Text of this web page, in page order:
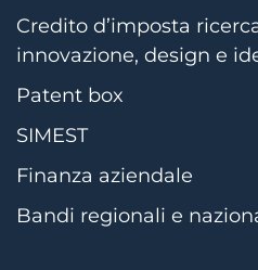
Credito d’imposta
innovazione, design e
Patent box
SIMEST
Finanza aziendale
Bandi regionali e